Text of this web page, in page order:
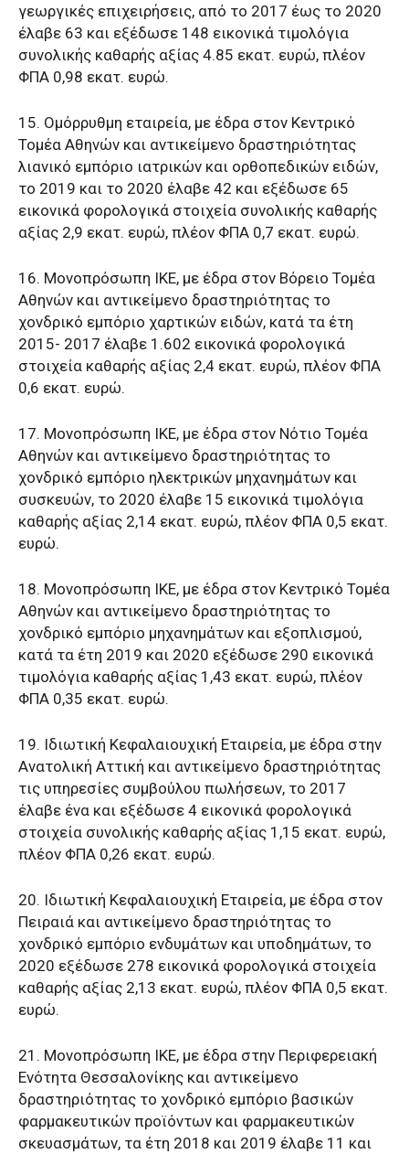
γεωργικές επιχειρήσεις, από το 2017 έως το 2020
έλαβε 63 και εξέδωσε 148 εικονικά τιμολόγια
συνολικής καθαρής αξίας 4.85 εκατ. ευρώ, πλέον
ΦΠΑ 0,98 εκατ. ευρώ.
15. Ομόρρυθμη εταιρεία, με έδρα στον Κεντρικό
Τομέα Αθηνών και αντικείμενο δραστηριότητας
λιανικό εμπόριο ιατρικών και ορθοπεδικών ειδών,
το 2019 και το 2020 έλαβε 42 και εξέδωσε 65
εικονικά φορολογικά στοιχεία συνολικής καθαρής
αξίας 2,9 εκατ. ευρώ, πλέον ΦΠΑ 0,7 εκατ. ευρώ.
16. Μονοπρόσωπη ΙΚΕ, με έδρα στον Βόρειο Τομέα
Αθηνών και αντικείμενο δραστηριότητας το
χονδρικό εμπόριο χαρτικών ειδών, κατά τα έτη
2015- 2017 έλαβε 1.602 εικονικά φορολογικά
στοιχεία καθαρής αξίας 2,4 εκατ. ευρώ, πλέον ΦΠΑ
0,6 εκατ. ευρώ.
17. Μονοπρόσωπη ΙΚΕ, με έδρα στον Νότιο Τομέα
Αθηνών και αντικείμενο δραστηριότητας το
χονδρικό εμπόριο ηλεκτρικών μηχανημάτων και
συσκευών, το 2020 έλαβε 15 εικονικά τιμολόγια
καθαρής αξίας 2,14 εκατ. ευρώ, πλέον ΦΠΑ 0,5 εκατ.
ευρώ.
18. Μονοπρόσωπη ΙΚΕ, με έδρα στον Κεντρικό Τομέα
Αθηνών και αντικείμενο δραστηριότητας το
χονδρικό εμπόριο μηχανημάτων και εξοπλισμού,
κατά τα έτη 2019 και 2020 εξέδωσε 290 εικονικά
τιμολόγια καθαρής αξίας 1,43 εκατ. ευρώ, πλέον
ΦΠΑ 0,35 εκατ. ευρώ.
19. Ιδιωτική Κεφαλαιουχική Εταιρεία, με έδρα στην
Ανατολική Αττική και αντικείμενο δραστηριότητας
τις υπηρεσίες συμβούλου πωλήσεων, το 2017
έλαβε ένα και εξέδωσε 4 εικονικά φορολογικά
στοιχεία συνολικής καθαρής αξίας 1,15 εκατ. ευρώ,
πλέον ΦΠΑ 0,26 εκατ. ευρώ.
20. Ιδιωτική Κεφαλαιουχική Εταιρεία, με έδρα στον
Πειραιά και αντικείμενο δραστηριότητας το
χονδρικό εμπόριο ενδυμάτων και υποδημάτων, το
2020 εξέδωσε 278 εικονικά φορολογικά στοιχεία
καθαρής αξίας 2,13 εκατ. ευρώ, πλέον ΦΠΑ 0,5 εκατ.
ευρώ.
21. Μονοπρόσωπη ΙΚΕ, με έδρα στην Περιφερειακή
Ενότητα Θεσσαλονίκης και αντικείμενο
δραστηριότητας το χονδρικό εμπόριο βασικών
φαρμακευτικών προϊόντων και φαρμακευτικών
σκευασμάτων, τα έτη 2018 και 2019 έλαβε 11 και